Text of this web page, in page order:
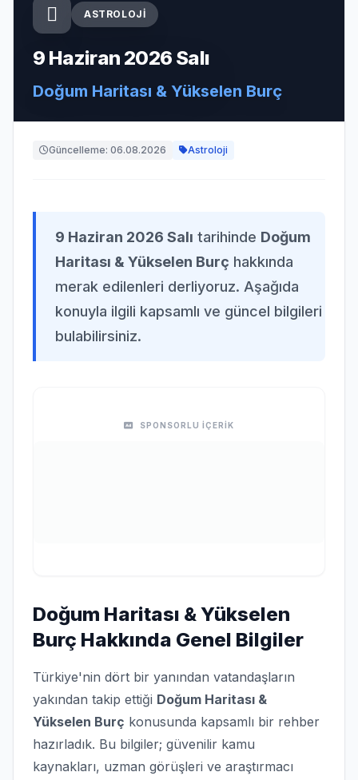
ASTROLOJI
9 Haziran 2026 Salı
Doğum Haritası & Yükselen Burç
Güncelleme: 06.08.2026 Astroloji
9 Haziran 2026 Salı tarihinde Doğum
Haritası & Yükselen Burç hakkında
merak edilenleri derliyoruz. Aşağıda
konuyla ilgili kapsamlı ve güncel bilgileri
bulabilirsiniz.
SPONSORLU İÇERİK
Doğum Haritası & Yükselen
Burç Hakkında Genel Bilgiler
Türkiye'nin dört bir yanından vatandaşların
yakından takip ettiği Doğum Haritası &
Yükselen Burç konusunda kapsamlı bir rehber
hazırladık. Bu bilgiler; güvenilir kamu
kaynakları, uzman görüşleri ve araştırmacı